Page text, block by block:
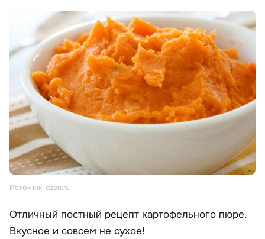
Источник: dzen.ru
Отличный постный рецепт картофельного пюре.
Вкусное и совсем не сухое!